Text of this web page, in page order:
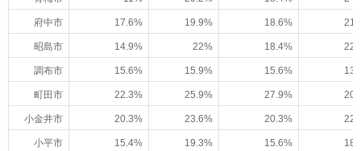
府中市 17.6% 19.9% 18.6%
昭島市 14.9% 22% 18.4%
調布市 15.6% 15.9% 15.6%
町田市 22.3% 25.9% 27.9%
小金井市 20.3% 23.6% 20.3%
小平市 15.4% 19.3% 15.6%